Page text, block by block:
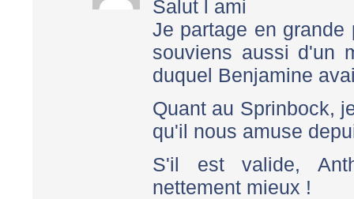
Salut l ami
Je partage en
souviens aussi d'un
duquel Benjamine
Quant au Sprinbock,
qu'il nous amuse
S'il est valide,
nettement mieux !